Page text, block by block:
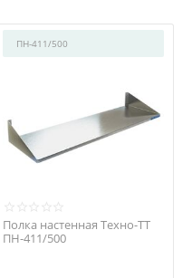
ПН-411/500
Полка настенная Техно-ТТ
ПН-411/500